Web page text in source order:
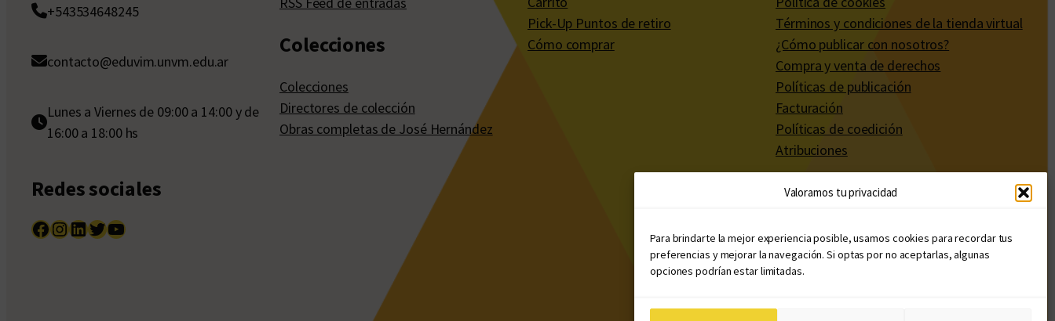
Valoramos tu privacidad
Para brindarte la mejor experiencia posible, usamos cookies para recordar tus
preferencias y mejorar la navegación. Si optas por no aceptarlas, algunas
opciones podrían estar limitadas.
+543534648245
contacto@eduvim.unvm.edu.ar
Lunes a Viernes de 09:00 a 14:00 y de
16:00 a 18:00 hs
Redes sociales
Facebook InstagramLinkedIn Twitter YouTube
Colecciones
Colecciones
Directores de colección
Obras completas de José Hernández
Pick-Up Puntos de retiro
Cómo comprar
Términos y condiciones de la tienda virtual
¿Cómo publicar con nosotros?
Compra y venta de derechos
Políticas de publicación
Facturación
Políticas de coedición
Atribuciones